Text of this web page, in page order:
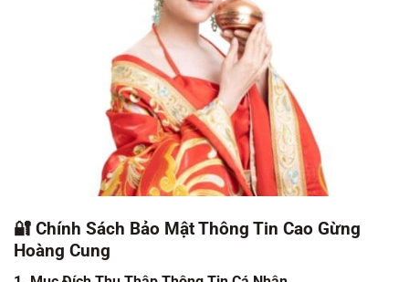
🔐 Chính Sách Bảo Mật Thông Tin Cao Gừng
Hoàng Cung